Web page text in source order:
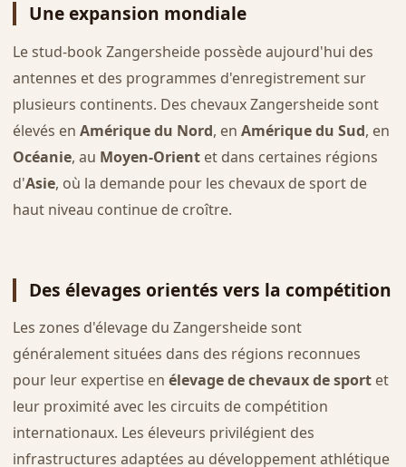
Une expansion mondiale
Le stud-book Zangersheide possède aujourd'hui des
antennes et des programmes d'enregistrement sur
plusieurs continents. Des chevaux Zangersheide sont
élevés en Amérique du Nord, en Amérique du Sud, en
Océanie, au Moyen-Orientet dans certaines régions
d'Asie, où la demande pour les chevaux de sport de
haut niveau continue de croître.
Des élevages orientés vers la compétition
Les zones d'élevage du Zangersheide sont
généralement situées dans des régions reconnues
pour leur expertise en élevage de chevaux de sportet
leur proximité avec les circuits de compétition
internationaux. Les éleveurs privilégient des
infrastructures adaptées au développement athlétique